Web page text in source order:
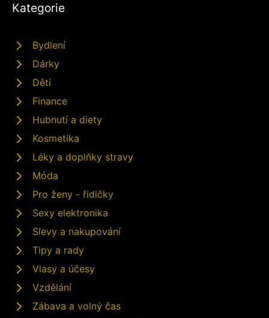
Kategorie
Bydlení
Dárky
Děti
Finance
Hubnutí a diety
Kosmetika
Léky a doplňky stravy
Móda
Pro ženy - řidičky
Sexy elektronika
Slevy a nakupování
Tipy a rady
Vlasy a účesy
Vzdělání
Zábava a volný čas